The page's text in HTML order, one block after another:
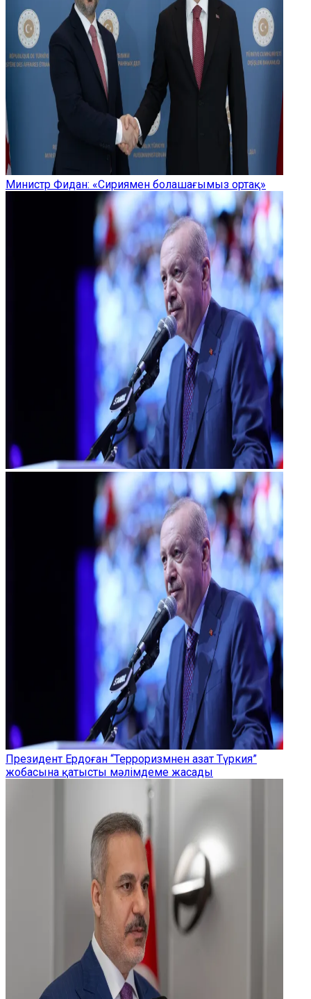
Министр Фидан: «Сириямен болашағымыз ортақ»
Президент Ердоған “Терроризмнен азат Түркия”
жобасына қатысты мәлімдеме жасады